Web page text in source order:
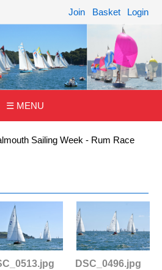
Join Basket Login
☰ MENU
Sailing Week - Rum Race
DSC_0496.jpg